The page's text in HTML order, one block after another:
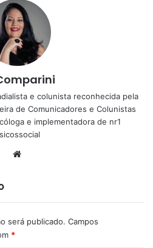
e colunista reconhecida pela
de Comunicadores e Colunista⁩s
e implementadora de nr1
será publicado. Campos
*